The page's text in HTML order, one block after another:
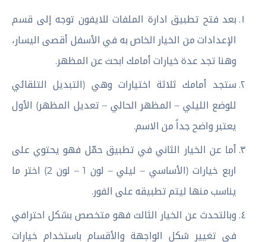
بعد فتح تطبيق ادارة الملفات للايفون توجه إلى قسم
الإعدادات من الخيار الخاص به في الأسفل أقصى اليسار،
وهنا تجد عدة خيارات أمامك ابحث عن المظهر.
ستجد أمامك ثلاثة اختيارات وهي (التبديل التلقائي
للوضع الليلي – المظهر الحالي – تعديل المظهر) الأول
يعتبر واضح جداً من الاسم.
أما عن الخيار الثاني في تطبيق حمّل فهو يحتوي على
اربع خيارات (الأساسي – ليلي – لون 1 – لون 2) اختر ما
يناسب منها ليتم تطبيقه على الفور.
وبالتحدث عن الخيار الثالث فهو متخصص بشكل احترافي
في تغيير شكل الواجهة والأقسام باستخدام خيارات